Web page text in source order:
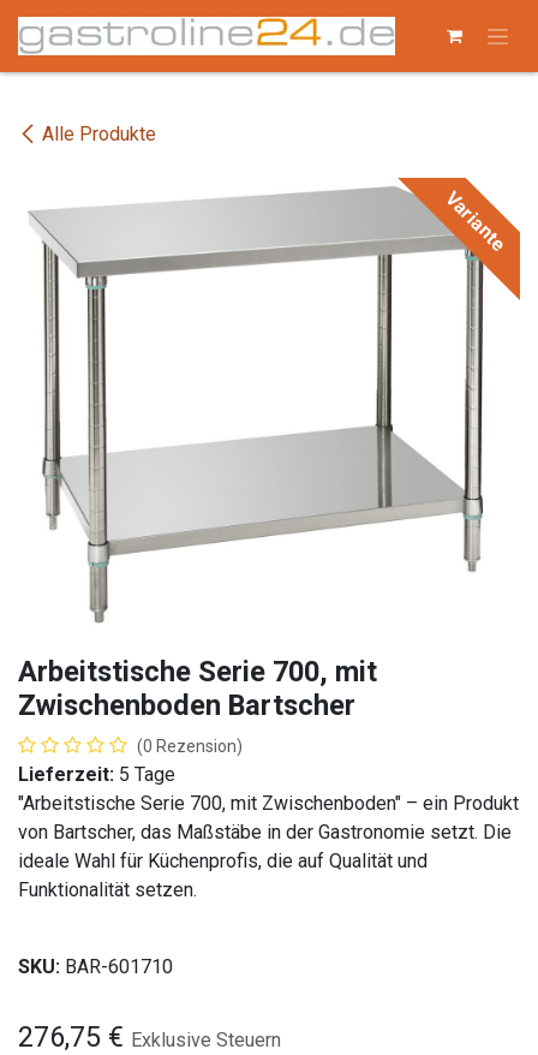
Zum Inhalt springen
Alle Produkte
Variante
Arbeitstische Serie 700, mit
Zwischenboden Bartscher
(0 Rezension)
Lieferzeit: 5 Tage
"Arbeitstische Serie 700, mit Zwischenboden" – ein Produkt
von Bartscher, das Maßstäbe in der Gastronomie setzt. Die
ideale Wahl für Küchenprofis, die auf Qualität und
Funktionalität setzen.
SKU: BAR-601710
276,75 € Exklusive Steuern